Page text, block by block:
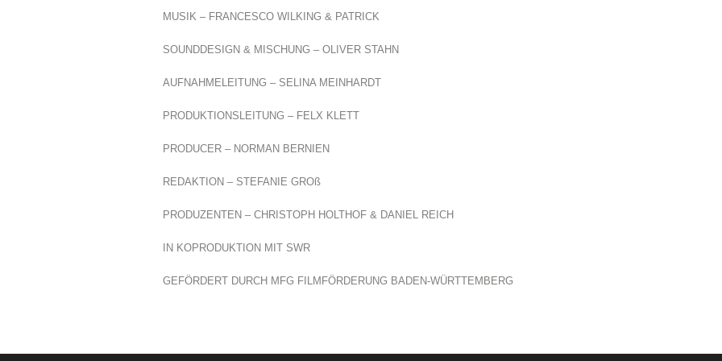
MUSIK – FRANCESCO WILKING & PATRICK
SOUNDDESIGN & MISCHUNG – OLIVER STAHN
AUFNAHMELEITUNG – SELINA MEINHARDT
PRODUKTIONSLEITUNG – FELX KLETT
PRODUCER – NORMAN BERNIEN
REDAKTION – STEFANIE GROß
PRODUZENTEN – CHRISTOPH HOLTHOF & DANIEL REICH
IN KOPRODUKTION MIT SWR
GEFÖRDERT DURCH MFG FILMFÖRDERUNG BADEN-WÜRTTEMBERG